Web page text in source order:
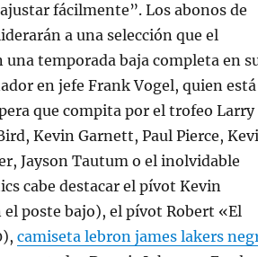
fácilmente”. Los abonos de
a una selección que el
temporada baja completa en
en jefe Frank Vogel, quien está
que compita por el trofeo Larry
Kevin Garnett, Paul Pierce,
Jayson Tautum o el inolvidable
cabe destacar el pívot Kevin
poste bajo), el pívot Robert «El
camiseta lebron james lakers